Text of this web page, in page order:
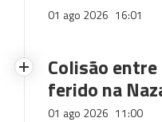
01 ago 2026 16:01
Colisão
ferido na
01 ago 2026 11:00